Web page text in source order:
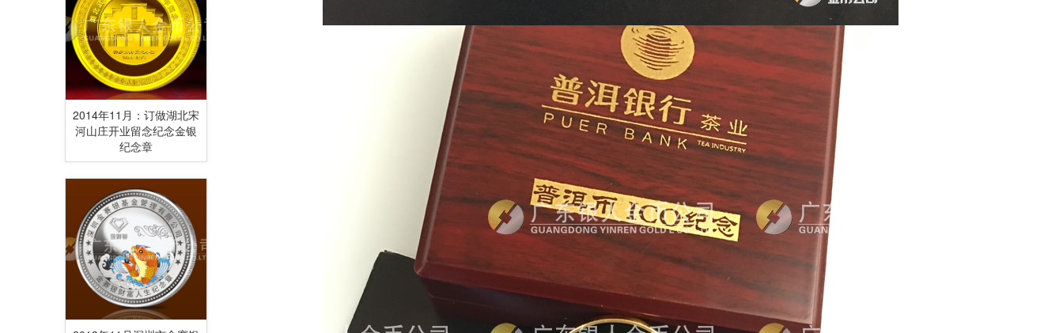
2014年11月：订做湖北宋
河山庄开业留念纪念金银
纪念章